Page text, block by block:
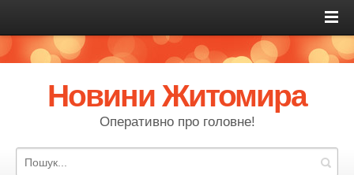
Новини Житомира
Оперативно про головне!